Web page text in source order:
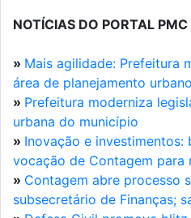
NOTÍCIAS DO PORTAL PMC
» Mais agilidade: Prefeitura
área de planejamento urbano
» Prefeitura moderniza
urbana do município
» Inovação e
vocação de Contagem para
» Contagem abre processo
subsecretário de Finanças;